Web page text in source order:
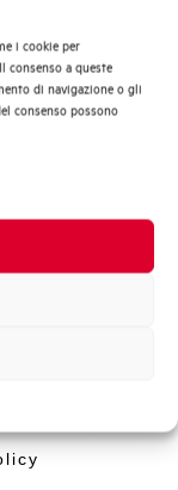
i cookie per
consenso a queste
di navigazione o gli
consenso possono
1…35 mm²
30
più?
di